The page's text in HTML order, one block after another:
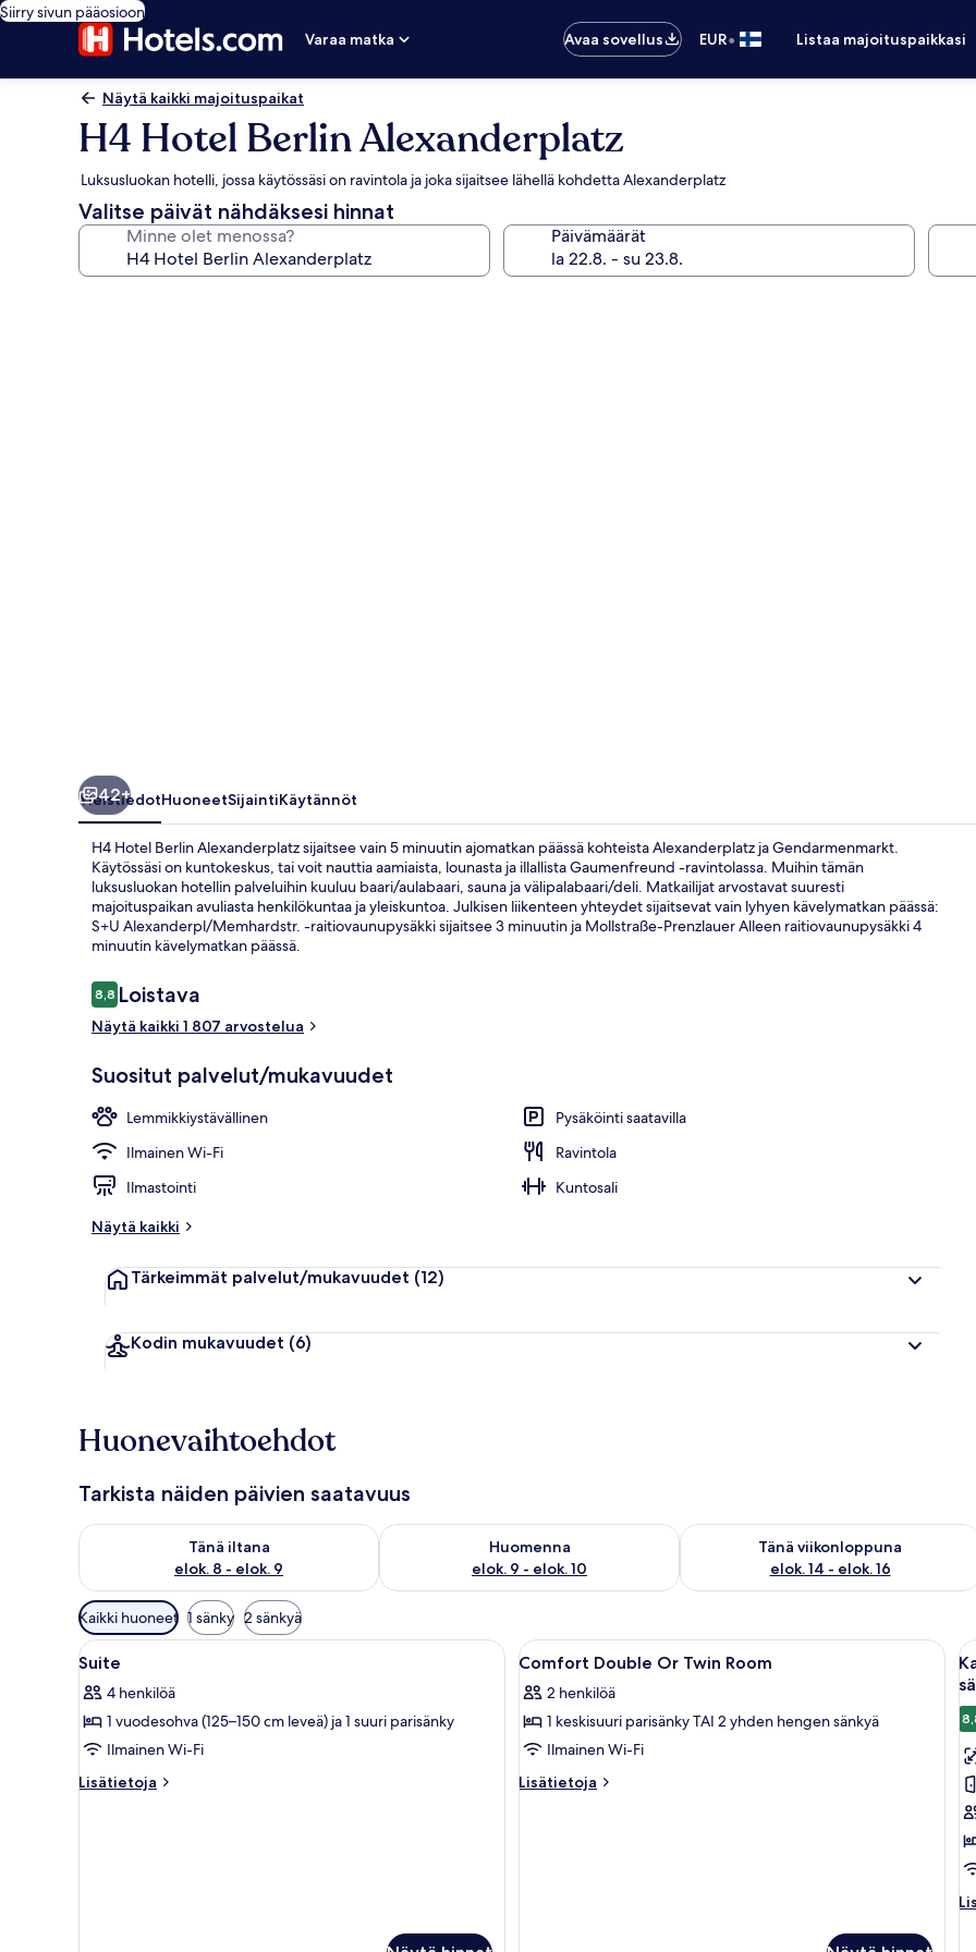
Siirry sivun pääosioon
Varaa matka
Avaa sovellus EUR• Listaa majoituspaikkasi
Näytä kaikki majoituspaikat
H4 Hotel Berlin Alexanderplatz
Luksusluokan hotelli, jossa käytössäsi on ravintola ja joka sijaitsee lähellä kohdetta Alexanderplatz
Valitse päivät nähdäksesi hinnat
Minne olet menossa? Päivämäärät
Sisäänkäynti
42+
YleistiedotHuoneetSijaintiKäytännöt
H4 Hotel Berlin Alexanderplatz sijaitsee vain 5 minuutin ajomatkan päässä kohteista Alexanderplatz ja Gendarmenmarkt.
Käytössäsi on kuntokeskus, tai voit nauttia aamiaista, lounasta ja illallista Gaumenfreund -ravintolassa. Muihin tämän
luksusluokan hotellin palveluihin kuuluu baari/aulabaari, sauna ja välipalabaari/deli. Matkailijat arvostavat suuresti
majoituspaikan avuliasta henkilökuntaa ja yleiskuntoa. Julkisen liikenteen yhteydet sijaitsevat vain lyhyen kävelymatkan päässä:
S+U Alexanderpl/Memhardstr. -raitiovaunupysäkki sijaitsee 3 minuutin ja Mollstraße-Prenzlauer Alleen raitiovaunupysäkki 4
minuutin kävelymatkan päässä.
Arvostelut
8,88,8 kautta 10.
Loistava
Näytä kaikki 1 807 arvostelua
Suositut palvelut/mukavuudet
Lemmikkiystävällinen
Pysäköinti saatavilla
Ilmainen Wi-Fi
Ravintola
Ilmastointi
Kuntosali
Näytä kaikki
Tärkeimmät palvelut/mukavuudet (12)
Kodin mukavuudet (6)
Huonevaihtoehdot
Tarkista näiden päivien saatavuus
Tänä iltana
elok. 8 - elok. 9
Tarkista tämän illan saatavuus elok. 8 - elok. 9
Huomenna
elok. 9 - elok. 10
Tarkista huomisen saatavuus elok. 9 - elok. 10
Tänä viikonloppuna
elok. 14 - elok. 16
Tarkista tämän viikonlopun saatavuus
Huoneille
saatavilla
olevia
Kaikki huoneet 1 sänky 2 sänkyä
Avaa
kaikki
huonetyypin
Suite
kuvat
Allergiatestatut vuodevaatteet, tallelokero huoneessa, työpöytä
4
Suite
4 henkilöä
1 vuodesohva (125–150 cm leveä) ja 1 suuri parisänky
Ilmainen Wi-Fi
Lisätietoja
Lisätietoja
Avaa
kaikki
huonetyypin
Comfort
Double
Or
Allergiatestatut vuodevaatteet,
10
Comfort Double Or Twin Room
2 henkilöä
1 keskisuuri parisänky TAI 2 yhden hengen sänkyä
Ilmainen Wi-Fi
Lisätietoja
Lisätietoja